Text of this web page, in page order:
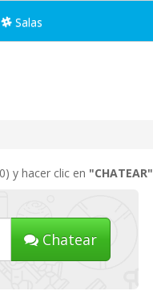
Salas
y hacer clic en "CHATEAR"
Chatear